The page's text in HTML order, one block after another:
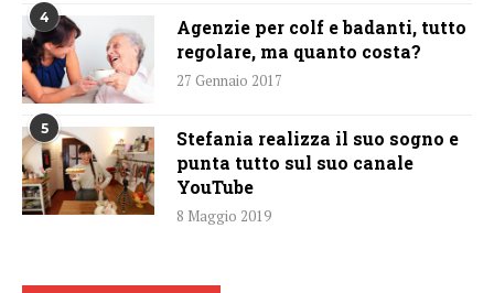
4
Agenzie per colf e badanti, tutto
regolare, ma quanto costa?
27 Gennaio 2017
5
Stefania realizza il suo sogno e
punta tutto sul suo canale
YouTube
8 Maggio 2019